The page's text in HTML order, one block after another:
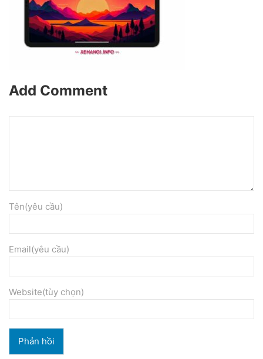
Add Comment
Tên(yêu cầu)
Email(yêu cầu)
Website(tùy chọn)